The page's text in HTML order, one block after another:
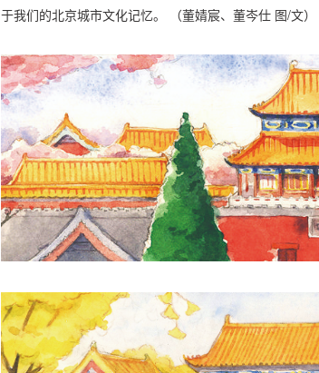
于我们的北京城市文化记忆。 （董婧宸、董岑仕 图/文）